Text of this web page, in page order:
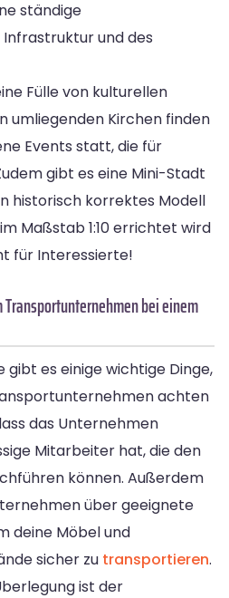
ständige
und des
Fülle von kulturellen
umliegenden Kirchen finden
Events statt, die für
gibt es eine Mini-Stadt
historisch korrektes Modell
Maßstab 1:10 errichtet wird
für Interessierte!
bei einem
gibt es einige wichtige Dinge,
achten
das Unternehmen
Mitarbeiter hat, die den
können. Außerdem
über geeignete
deine Möbel und
sicher zu transportieren.
ist der